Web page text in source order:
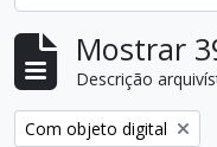
Mostrar
Descrição
Remover filtro:
Com objeto digital